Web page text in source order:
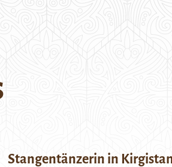
Stangentänzerin in